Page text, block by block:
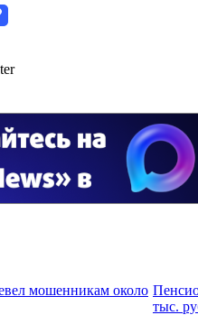
мошенникам около
тыс.